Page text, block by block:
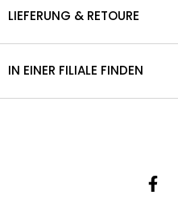
LIEFERUNG & RETOURE
IN EINER FILIALE FINDEN